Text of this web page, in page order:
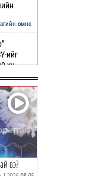
өмнө
ийг
ху…
өмнө
нөөц
вэ?